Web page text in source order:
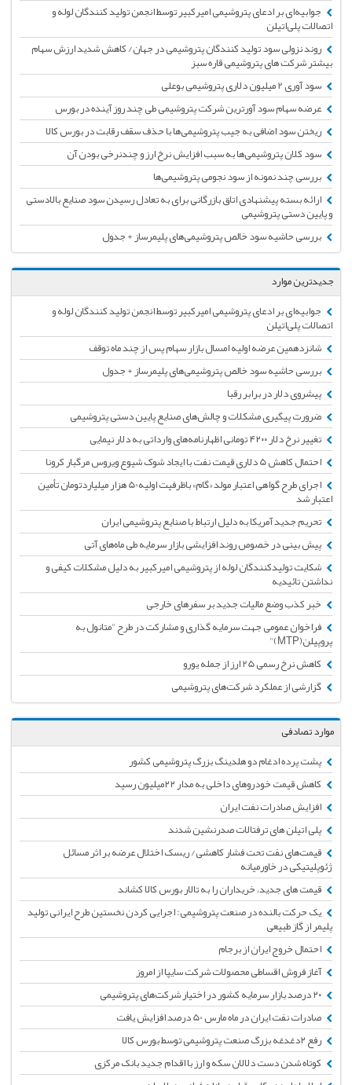
جوابیه‌ای بر ادعای پتروشیمی امیرکبیر توسط انجمن تولید کنندگان لوله و
اتصالات پلی‌اتیلن
روند نزولی سود تولید کنندگان پتروشیمی در جهان/ کاهش شدید ارزش سهام
بیشتر شرکت های پتروشیمی قاره سبز
سود آوری 2 میلیون دلاری پتروشیمی بوعلی
عرضه سهام سود آورترین شرکت پتروشیمی طی چند روز آینده در بورس
ریختن سود اضافی به جیب پتروشیمی‌ها با حذف سقف رقابت در بورس کالا
سود کلان پتروشیمی‌ها به سبب افزایش نرخ ارز و چندنرخی بودن آن
بررسی چند نمونه از سود نجومی پتروشیمی‌ها
ارائه بسته پیشنهادی اتاق بازرگانی برای به تعادل رسیدن سود صنایع بالادستی
و پایین دستی پتروشیمی
بررسی حاشیه سود خالص پتروشیمی‌های پلیمرساز + جدول
جدیدترین موارد
جوابیه‌ای بر ادعای پتروشیمی امیرکبیر توسط انجمن تولید کنندگان لوله و
اتصالات پلی‌اتیلن
شانزدهمین عرضه اولیه امسال بازار سهام پس از چند ماه توقف
بررسی حاشیه سود خالص پتروشیمی‌های پلیمرساز + جدول
پیشروی دلار در برابر رقبا
ضرورت پیگیری مشکلات و چالش‌های صنایع پایین دستی پتروشیمی
تغییر نرخ دلار ۴۲۰۰ تومانی اظهارنامه‌های وارداتی به دلار نیمایی
احتمال کاهش 5 دلاری قیمت نفت با ایجاد شوک شیوع ویروس مرگبار کرونا
اجرای طرح گواهی اعتبار مولد «گام» باظرفیت اولیه50 هزار میلیاردتومان تأمین
اعتبار شد
تحریم جدید آمریکا به دلیل ارتباط با صنایع پتروشیمی ایران
پیش بینی در خصوص روند افزایشی بازار سرمایه طی ماه‌های آتی
شکایت تولیدکنندگان لوله از پتروشیمی امیرکبیر به دلیل مشکلات کیفی و
نداشتن تائیدیه
خبر کذب وضع مالیات جدید بر سفرهای خارجی
فراخوان عمومی جهت سرمایه گذاری و مشارکت در طرح "متانول به
پروپیلن(MTP)"
کاهش نرخ رسمی 25 ارز از جمله یورو
گزارشی از عملکرد شرکت‌های پتروشیمی
موارد تصادفی
پشت پرده ادغام دو هلدینگ بزرگ پتروشیمی کشور
کاهش قیمت خودروهای داخلی به مدار ۲۲میلیون رسید
افزایش صادرات نفت ایران
پلی اتیلن های ترفتالات صدرنشین شدند
قیمت‌های نفت تحت فشار کاهشی/ ریسک اختلال عرضه بر اثر مسائل
ژئوپلیتیکی در خاورمیانه
قیمت های جدید، خریداران را به تالار بورس کالا کشاند
یک حرکت بالنده در صنعت پتروشیمی: اجرایی کردن نخستین طرح ایرانی تولید
پلیمر از گاز طبیعی
احتمال خروج ایران از برجام
آغاز فروش اقساطی محصولات شرکت سایپا از امروز
صادرات نفت ایران در ماه مارس 50 درصد افزایش یافت
رفع ۲دغدغه بزرگ صنعت پتروشیمی توسط بورس کالا
کوتاه شدن دست دلالان سکه و ارز با اقدام جدید بانک مرکزی